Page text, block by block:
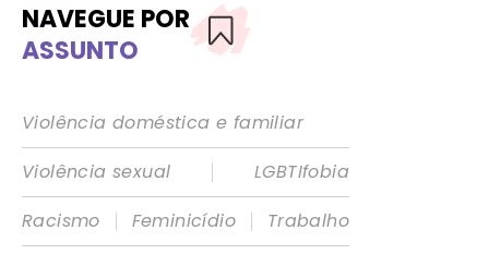
NAVEGUE POR
ASSUNTO
Violência doméstica e familiar
Violência sexual
|
LGBTIfobia
Racismo
| Feminicídio |
Trabalho